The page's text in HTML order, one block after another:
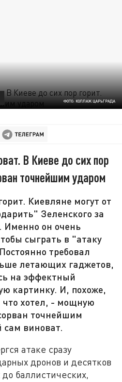
ФОТО: КОЛЛАЖ ЦАРЬГРАДА
В Киеве до сих пор
точнейшим ударом
Киевляне могут от
Зеленского за
Именно он очень
сыграть в "атаку
требовал
летающих гаджетов,
на эффектный
картинку. И, похоже,
что хотел, - мощную
точнейшим
виноват.
атаке сразу
дронов и десятков
баллистических,